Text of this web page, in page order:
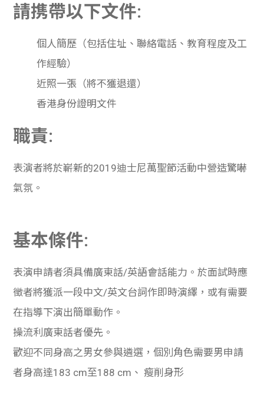
請携帶以下文件:
個人簡歷（包括住址、聯絡電話、教育程度及工
作經驗）
近照一張（將不獲退還）
香港身份證明文件
職責:
表演者將於嶄新的2019迪士尼萬聖節活動中營造驚嚇
氣氛。
基本條件:
表演申請者須具備廣東話/英語會話能力。於面試時應
徵者將獲派一段中文/英文台詞作即時演繹，或有需要
在指導下演出簡單動作。
操流利廣東話者優先。
歡迎不同身高之男女參與遴選，個別角色需要男申請
者身高達183 cm至188 cm 、 瘦削身形